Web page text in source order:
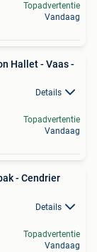
Topadvertentie
Vandaag
Hallet - Vaas -
Details
Topadvertentie
Vandaag
- Cendrier
Details
Topadvertentie
Vandaag